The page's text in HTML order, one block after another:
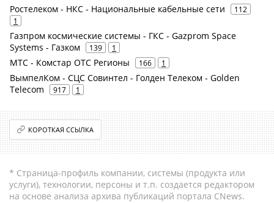
Ростелеком - НКС - Национальные кабельные сети
112
1
Газпром космические системы - ГКС - Gazprom Space
Systems - Газком
139 1
МТС - Комстар ОТС Регионы 166 1
ВымпелКом - СЦС Совинтел - Голден Телеком - Golden
Telecom
917 1
КОРОТКАЯ ССЫЛКА
* Страница-профиль компании, системы (продукта или
услуги), технологии, персоны и т.п. создается редактором
на основе анализа архива публикаций портала CNews.